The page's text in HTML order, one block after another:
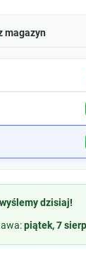
magazyn
dzisiaj!
piątek, 7